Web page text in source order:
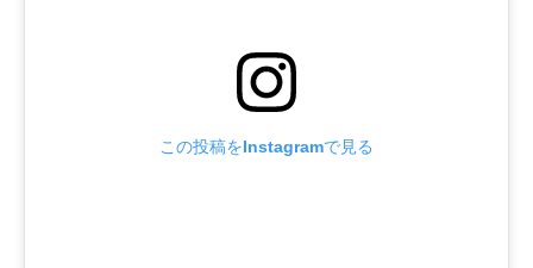
この投稿をInstagramで見る